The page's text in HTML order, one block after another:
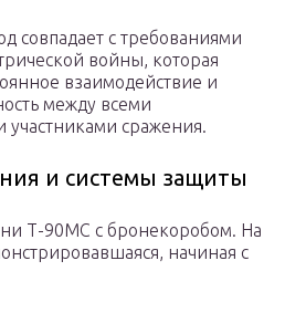
совпадает с требованиями
войны, которая
взаимодействие и
между всеми
участниками сражения.
и системы защиты
Т-90МС с бронекоробом. На
начиная с